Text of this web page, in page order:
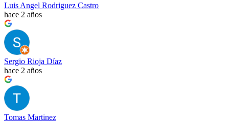
Luis Angel Rodriguez Castro
hace 2 años
Sergio Rioja Díaz
hace 2 años
Tomas Martinez